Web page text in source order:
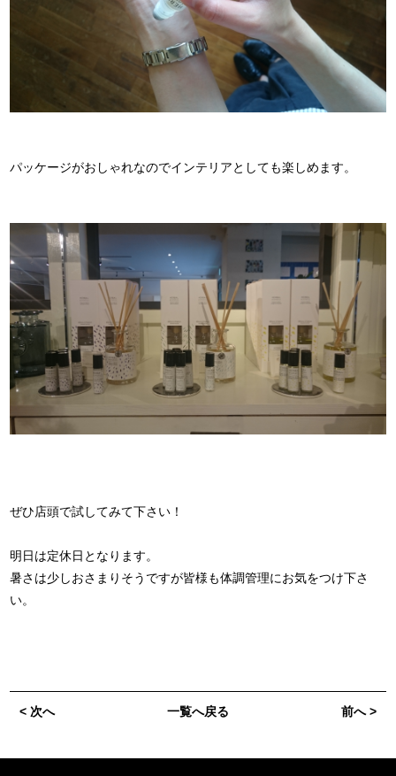
パッケージがおしゃれなのでインテリアとしても楽しめます。
ぜひ店頭で試してみて下さい！
明日は定休日となります。
暑さは少しおさまりそうですが皆様も体調管理にお気をつけ下さ
い。
< 次へ 前へ >
一覧へ戻る